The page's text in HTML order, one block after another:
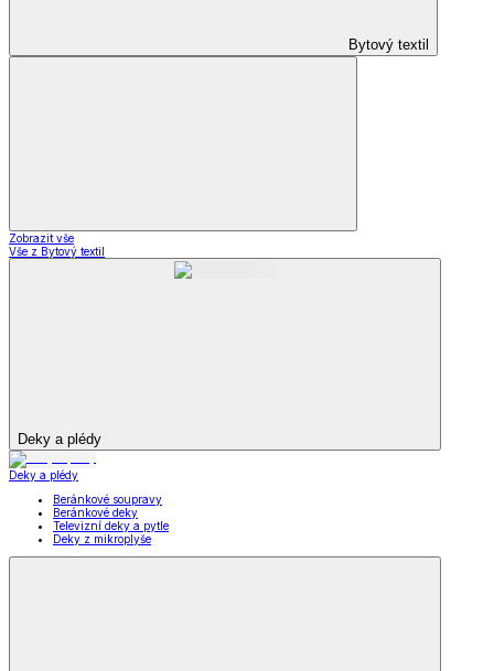
Bytový textil
Zobrazit vše
Vše z Bytový textil
Deky a plédy
Deky a plédy
Beránkové soupravy
Beránkové deky
Televizní deky a pytle
Deky z mikroplyše